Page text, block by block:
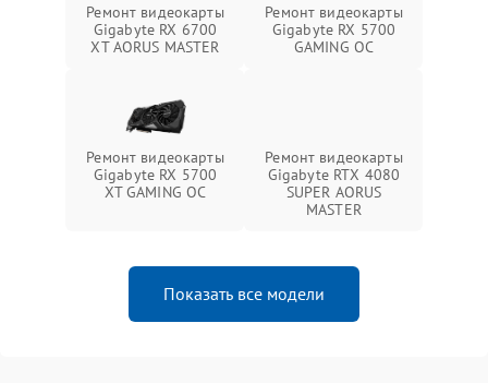
Ремонт видеокарты
Gigabyte RX 6700
XT AORUS MASTER
Ремонт видеокарты
Gigabyte RX 5700
GAMING OC
Ремонт видеокарты
Gigabyte RX 5700
XT GAMING OC
Ремонт видеокарты
Gigabyte RTX 4080
SUPER AORUS
MASTER
Показать все модели